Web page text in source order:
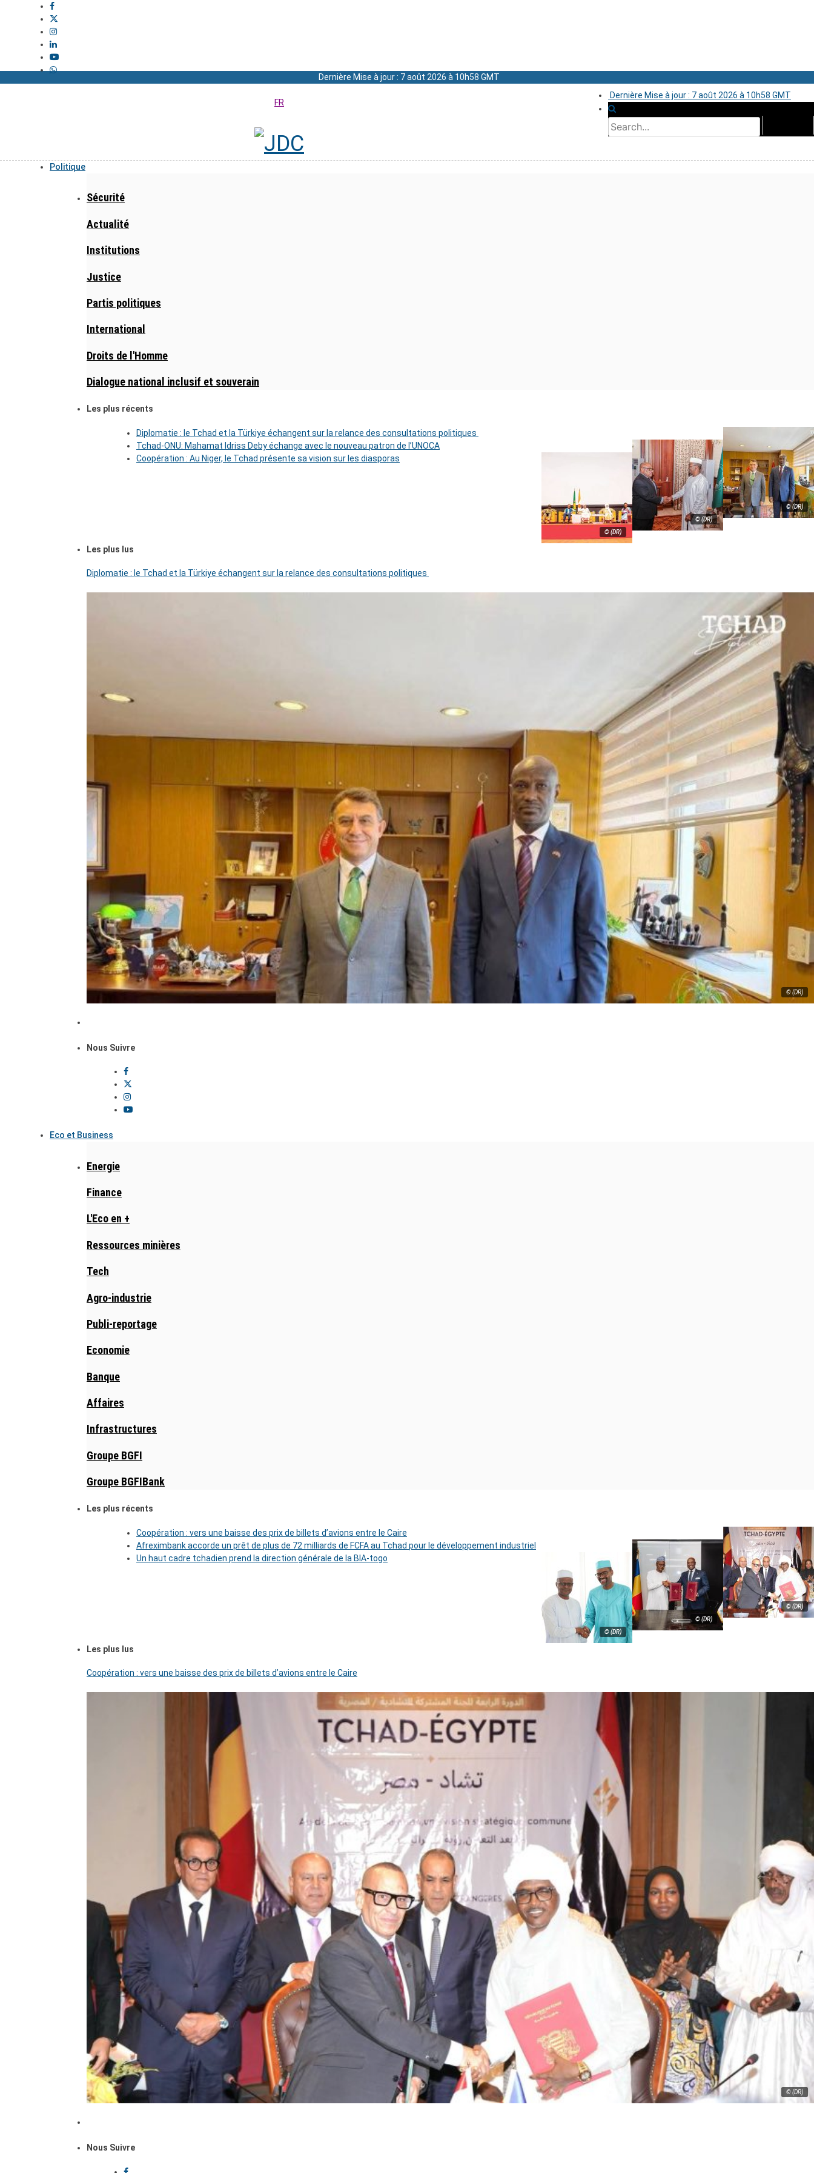
Dernière Mise à jour : 7 août 2026 à 10h58 GMT
Dernière Mise à jour : 7 août 2026 à 10h58 GMT
FR
Politique
Sécurité
Actualité
Institutions
Justice
Partis politiques
International
Droits de l'Homme
Dialogue national inclusif et souverain
Les plus récents
© (DR)
Diplomatie : le Tchad et la Türkiye échangent sur la relance des consultations politiques
© (DR)
Tchad-ONU: Mahamat Idriss Deby échange avec le nouveau patron de l’UNOCA
© (DR)
Coopération : Au Niger, le Tchad présente sa vision sur les diasporas
Les plus lus
Diplomatie : le Tchad et la Türkiye échangent sur la relance des consultations politiques
© (DR)
Nous Suivre
Eco et Business
Energie
Finance
L'Eco en +
Ressources minières
Tech
Agro-industrie
Publi-reportage
Economie
Banque
Affaires
Infrastructures
Groupe BGFI
Groupe BGFIBank
Les plus récents
© (DR)
Coopération : vers une baisse des prix de billets d’avions entre le Caire
© (DR)
Afreximbank accorde un prêt de plus de 72 milliards de FCFA au Tchad pour le développement industriel
© (DR)
Un haut cadre tchadien prend la direction générale de la BIA-togo
Les plus lus
Coopération : vers une baisse des prix de billets d’avions entre le Caire
© (DR)
Nous Suivre